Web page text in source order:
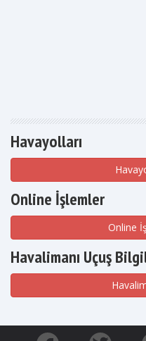
Havayolları
Online İşlemler
Online
Havalimanı Uçuş